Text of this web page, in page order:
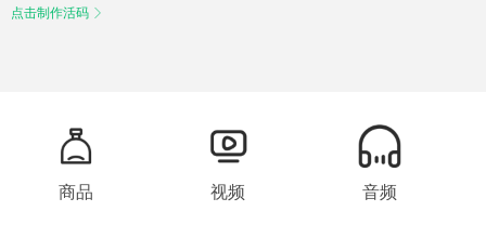
点击制作活码 
商品 视频 音频